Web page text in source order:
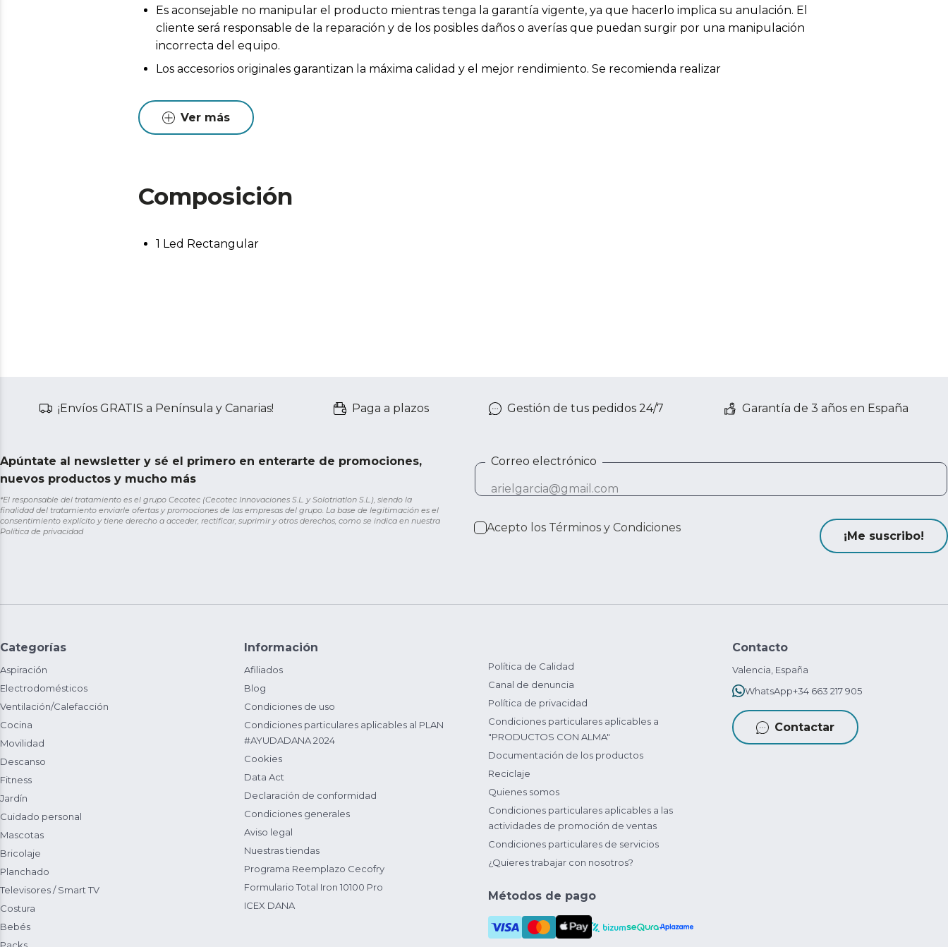
Es aconsejable no manipular el producto mientras tenga la garantía vigente, ya que hacerlo implica su anulación. El
cliente será responsable de la reparación y de los posibles daños o averías que puedan surgir por una manipulación
incorrecta del equipo.
Los accesorios originales garantizan la máxima calidad y el mejor rendimiento. Se recomienda realizar
Ver más
Composición
1 Led Rectangular
¡Envíos GRATIS a Península y Canarias! Paga a plazos Gestión de tus pedidos 24/7 Garantía de 3 años en España
Apúntate al newsletter y sé el primero en enterarte de promociones,
nuevos productos y mucho más
*El responsable del tratamiento es el grupo Cecotec (Cecotec Innovaciones S.L. y Solotriatlon S.L.), siendo la
finalidad del tratamiento enviarle ofertas y promociones de las empresas del grupo. La base de legitimación es el
consentimiento explícito y tiene derecho a acceder, rectificar, suprimir y otros derechos, como se indica en nuestra
Política de privacidad
Correo electrónico
Acepto los Términos y Condiciones
¡Me suscribo!
Categorías
Aspiración
Electrodomésticos
Ventilación/Calefacción
Cocina
Movilidad
Descanso
Fitness
Jardín
Cuidado personal
Mascotas
Bricolaje
Planchado
Televisores / Smart TV
Costura
Bebés
Información
Afiliados
Blog
Condiciones de uso
Condiciones particulares aplicables al PLAN
#AYUDADANA 2024
Cookies
Data Act
Declaración de conformidad
Condiciones generales
Aviso legal
Nuestras tiendas
Programa Reemplazo Cecofry
Formulario Total Iron 10100 Pro
ICEX DANA
Política de Calidad
Canal de denuncia
Política de privacidad
Condiciones particulares aplicables a
"PRODUCTOS CON ALMA"
Documentación de los productos
Reciclaje
Quienes somos
Condiciones particulares aplicables a las
actividades de promoción de ventas
Condiciones particulares de servicios
¿Quieres trabajar con nosotros?
Métodos de pago
Contacto
Valencia, España
WhatsApp+34 663 217 905
Contactar